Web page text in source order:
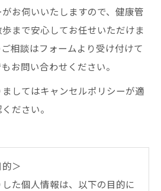
お伺いいたしますので、健康管
まで安心してお任せいただけま
相談はフォームより受け付けて
お問い合わせください。
してはキャンセルポリシーが適
ださい。
＞
た個人情報は、以下の目的に